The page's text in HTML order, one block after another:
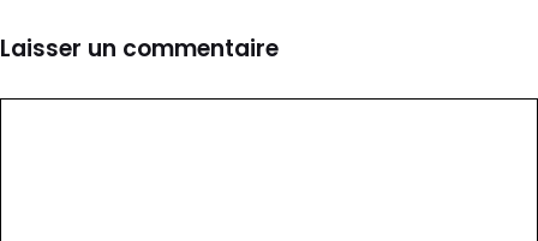
Laisser un commentaire